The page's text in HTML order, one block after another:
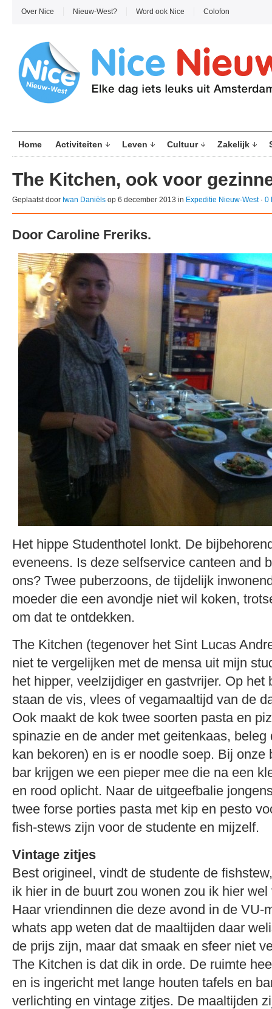
Over Nice Nieuw-West? Word ook Nice Colofon
Home Activiteiten Leven Cultuur Zakelijk
The Kitchen, ook voor
Geplaatst door Iwan Daniëls op 6 december 2013 in Expeditie Nieuw-West· 0
Door Caroline Freriks.
Het hippe Studenthotel lonkt. De
eveneens. Is deze selfservice canteen and
ons? Twee puberzoons, de tijdelijk
moeder die een avondje niet wil koken,
om dat te ontdekken.
The Kitchen (tegenover het Sint Lucas
niet te vergelijken met de mensa uit mijn
het hipper, veelzijdiger en gastvrijer. Op het
staan de vis, vlees of vegamaaltijd van de
Ook maakt de kok twee soorten pasta en
spinazie en de ander met geitenkaas, beleg
kan bekoren) en is er noodle soep. Bij onze
bar krijgen we een pieper mee die na een
en rood oplicht. Naar de uitgeefbalie
twee forse porties pasta met kip en pesto
fish-stews zijn voor de studente en mijzelf.
Vintage zitjes
Best origineel, vindt de studente de
ik hier in de buurt zou wonen zou ik hier wel
Haar vriendinnen die deze avond in de VU-
whats app weten dat de maaltijden daar
de prijs zijn, maar dat smaak en sfeer niet
The Kitchen is dat dik in orde. De ruimte
en is ingericht met lange houten tafels en
verlichting en vintage zitjes. De maaltijden